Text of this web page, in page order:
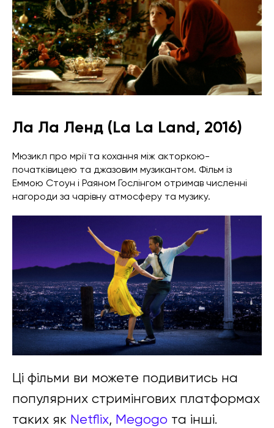
Ла Ла Ленд (La La Land, 2016)
Мюзикл про мрії та кохання між акторкою-
початківицею та джазовим музикантом. Фільм із
Еммою Стоун і Раяном Гослінгом отримав численні
нагороди за чарівну атмосферу та музику.
Ці фільми ви можете подивитись на
популярних стримінгових платформах
таких як Netflix, Megogo та інші.